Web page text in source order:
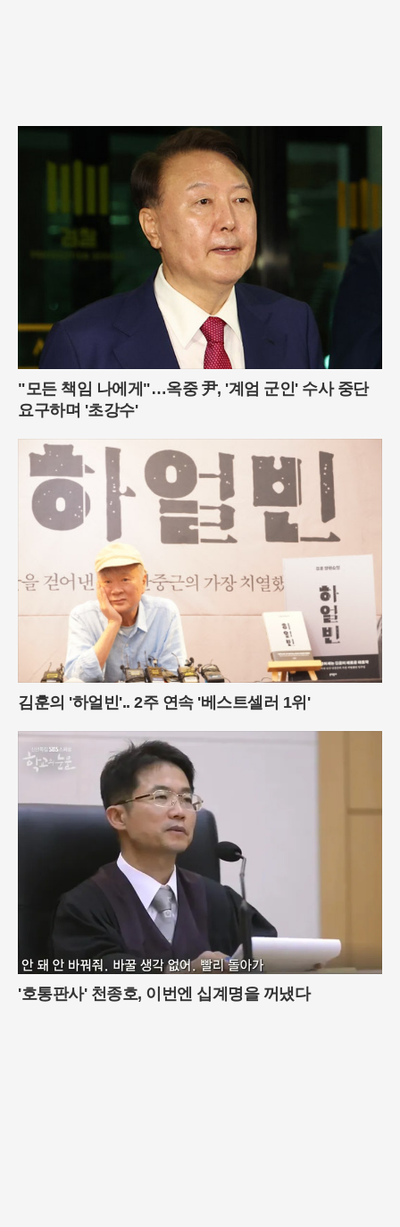
"모든 책임 나에게"…옥중 尹, '계엄 군인' 수사 중단
요구하며 '초강수'
김훈의 '하얼빈'.. 2주 연속 '베스트셀러 1위'
'호통판사' 천종호, 이번엔 십계명을 꺼냈다